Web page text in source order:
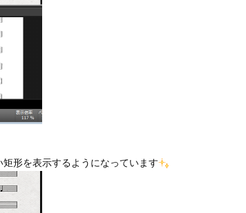
形を表示するようになっています